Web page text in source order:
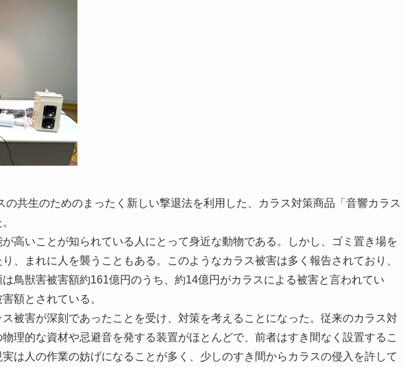
の共生のためのまったく新しい撃退法を利用した、カラス対策商品「音響カラス
高いことが知られている人にとって身近な動物である。しかし、ゴミ置き場を
、まれに人を襲うこともある。このようなカラス被害は多く報告されており、
鳥獣害被害額約161億円のうち、約14億円がカラスによる被害と言われてい
額とされている。
被害が深刻であったことを受け、対策を考えることになった。従来のカラス対
理的な資材や忌避音を発する装置がほとんどで、前者はすき間なく設置するこ
は人の作業の妨げになることが多く、少しのすき間からカラスの侵入を許して